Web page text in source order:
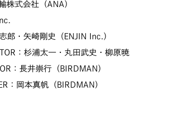
株式会社（ANA）
郎・矢崎剛史（ENJIN Inc.）
：杉浦太一・丸田武史・柳原暁
：長井崇行（BIRDMAN）
：岡本真帆（BIRDMAN）